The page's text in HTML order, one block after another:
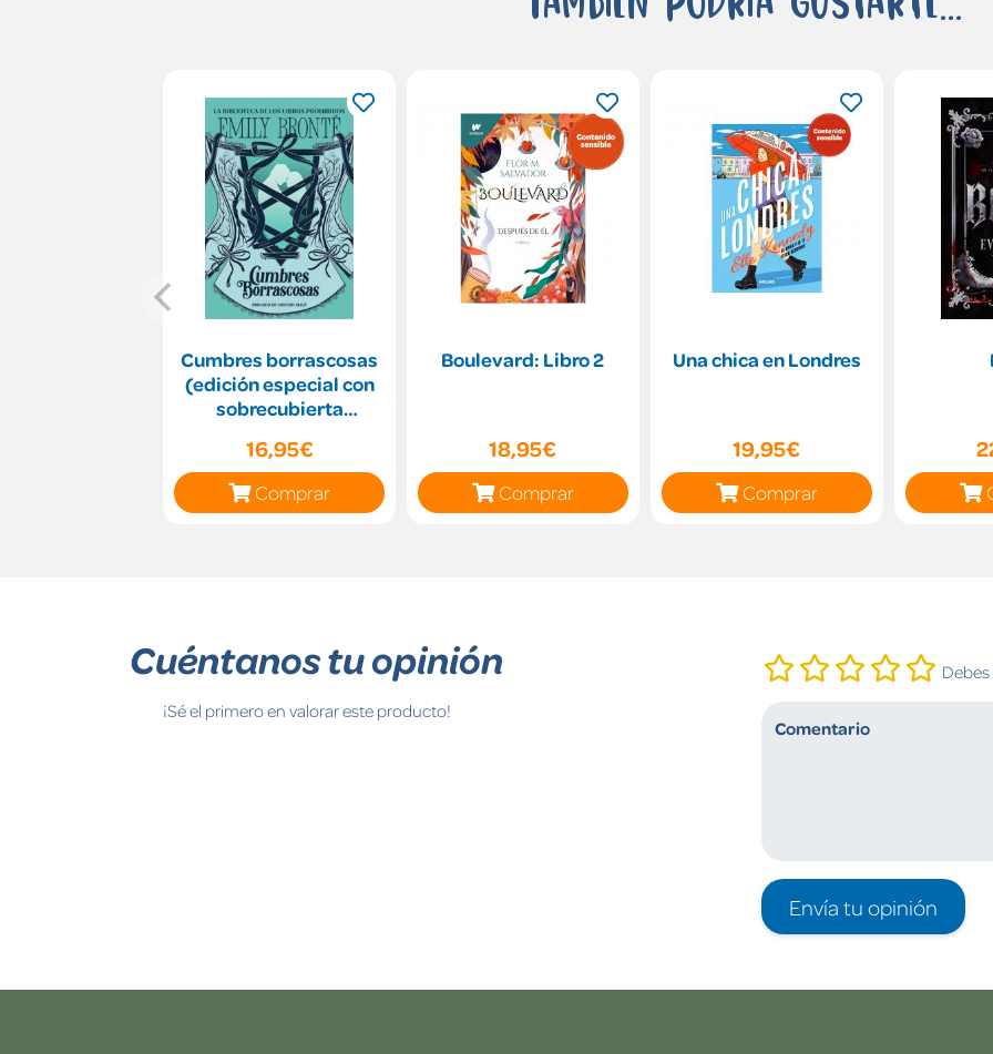
Cumbres borrascosas
(edición especial con
sobrecubierta
bibliote
16,95€
Comprar
Boulevard: Libro 2
18,95€
Comprar
Una chica en Londres
19,95€
Comprar
Cuéntanos tu opinión
¡Sé el primero en valorar este producto!
Envía tu opinión